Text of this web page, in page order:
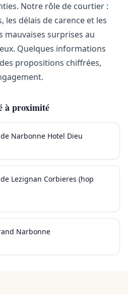
Notre rôle de courtier :
les délais de carence et les
mauvaises surprises au
Quelques informations
propositions chiffrées,
à proximité
Narbonne Hotel Dieu
Lezignan Corbieres (hop
Narbonne